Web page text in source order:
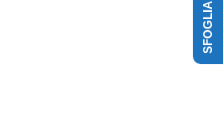
SFOGLIA